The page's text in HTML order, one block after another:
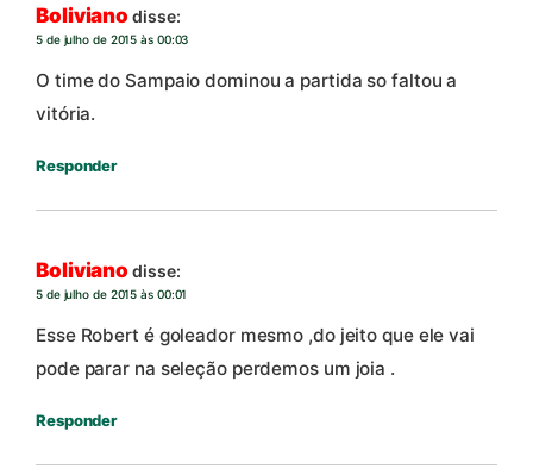
Boliviano disse:
5 de julho de 2015 às 00:03
O time do Sampaio dominou a partida so faltou a
vitória.
Responder
Boliviano disse:
5 de julho de 2015 às 00:01
Esse Robert é goleador mesmo ,do jeito que ele vai
pode parar na seleção perdemos um joia .
Responder